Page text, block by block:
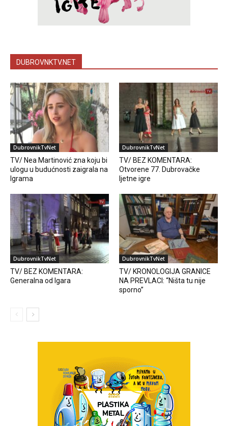
DUBROVNKTV.NET
DubrovnikTvNet
TV/ Nea Martinović zna koju bi
ulogu u budućnosti zaigrala na
Igrama
DubrovnikTvNet
TV/ BEZ KOMENTARA:
Otvorene 77. Dubrovačke
ljetne igre
DubrovnikTvNet
TV/ BEZ KOMENTARA:
Generalna od Igara
DubrovnikTvNet
TV/ KRONOLOGIJA GRANICE
NA PREVLACI: “Ništa tu nije
sporno”